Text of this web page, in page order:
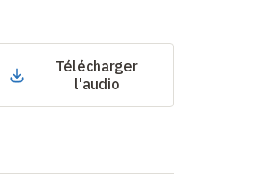
Télécharger
l'audio